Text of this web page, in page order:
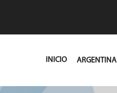
INICIO(CURRENT)
ARGENTINA